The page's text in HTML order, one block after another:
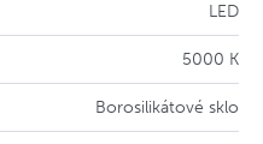
LED
5000 K
Borosilikátové sklo